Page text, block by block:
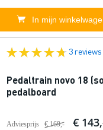
In mijn
3 reviews
Pedaltrain novo 18
pedalboard
Adviesprijs € 169,- €